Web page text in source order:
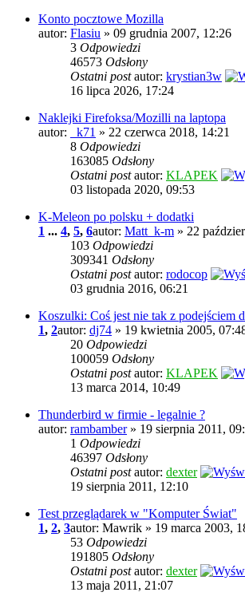
Konto pocztowe Mozilla
autor: Flasiu » 09 grudnia 2007, 12:26
3 Odpowiedzi
46573 Odsłony
Ostatni postautor: krystian3w
16 lipca 2026, 17:24
Naklejki Firefoksa/Mozilli na laptopa
autor:
_k71 » 22 czerwca 2018, 14:21
8 Odpowiedzi
163085 Odsłony
Ostatni postautor: KLAPEK
03 listopada 2020, 09:53
K-Meleon po polsku + dodatki
1 ... 4, 5, 6autor: Matt_k-m » 22
103 Odpowiedzi
309341 Odsłony
Ostatni postautor: rodocop
03 grudnia 2016, 06:21
Koszulki: Coś jest nie tak z podejściem
1, 2autor: dj74 » 19 kwietnia 2005,
20 Odpowiedzi
100059 Odsłony
Ostatni postautor: KLAPEK
13 marca 2014, 10:49
Thunderbird w firmie - legalnie ?
autor: rambamber» 19 sierpnia 2011,
1 Odpowiedzi
46397 Odsłony
Ostatni postautor: dexter
19 sierpnia 2011, 12:10
Test przeglądarek w "Komputer Świat"
1, 2, 3autor: Mawrik » 19 marca 2003,
53 Odpowiedzi
191805 Odsłony
Ostatni postautor: dexter
13 maja 2011, 21:07